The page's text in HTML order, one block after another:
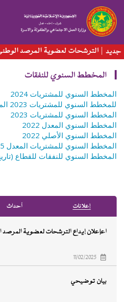
تجاوز
إلى
المحتوى
الرئيسي
جديدالترشحات لعضوية المرصد الوطني
إﻋﻼﻧﺎت أﺣﺪاث
اعإعلان إيداع الترشحات لعضوية المرصد
11/02/2025
بيان توضيحي
المخطط السنوي للنفقات
المخطط السنوي للمشتريات 2024
للمخطط السنوي للمشتريات 2023 المعدل
المخطط السنوي للمشتريات 2023
المخطط السنوي المعدل 2022
المخطط السنوي الأصلي 2022
المخطط السنوي للمشتريات المعدل 15-06-2022
المخطط السنوي للنفقات للقطاع (تاريخ الإعلان